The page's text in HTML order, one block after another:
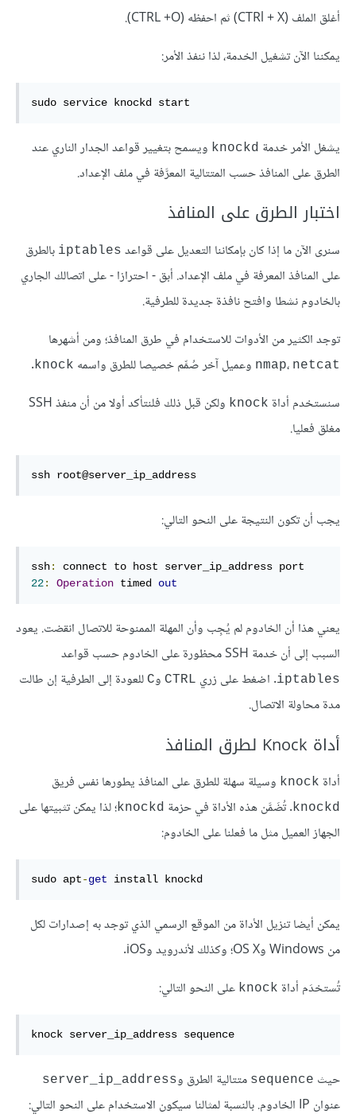
أغلق الملف (CTRl + X) ثم احفظه (CTRL +O).
يمكننا الآن تشغيل الخدمة، لذا ننفذ الأمر:
sudo service knockd start
يشغل الأمر خدمة knockd ويسمح بتغيير قواعد الجدار الناري عند
الطرق على المنافذ حسب المتتالية المعرَّفة في ملف الإعداد.
اختبار الطرق على المنافذ
سنرى الآن ما إذا كان بإمكاننا التعديل على قواعد iptables بالطرق
على المنافذ المعرفة في ملف الإعداد. أبق - احترازا - على اتصالك الجاري
بالخادوم نشطا وافتح نافذة جديدة للطرفية.
توجد الكثير من الأدوات للاستخدام في طرق المنافذ؛ ومن أشهرها
nmap، netcat وعميل آخر صُمِّم خصيصا للطرق واسمه knock
.
سنستخدم أداة knock
ولكن قبل ذلك فلنتأكد أولا من أن منفذ SSH
مغلق فعليا.
ssh root@server_ip_address
يجب أن تكون النتيجة على النحو التالي:
ssh:
22: Operation timed out
يعني هذا أن الخادوم لم يُجِب وأن المهلة الممنوحة للاتصال انقضت. يعود
السبب إلى أن خدمة SSH محظورة على الخادوم حسب قواعد
iptables. اضغط على زري CTRL وC للعودة إلى الطرفية إن طالت
مدة محاولة الاتصال.
أداة Knock لطرق المنافذ
أداة knock وسيلة سهلة للطرق على المنافذ يطورها نفس فريق
knockd. تُضَمَّن هذه الأداة في حزمة knockd؛ لذا يمكن تثبيتها على
الجهاز العميل مثل ما فعلنا على الخادوم:
sudo apt-get install knockd
يمكن أيضا تنزيل الأداة من الموقع الرسمي الذي توجد به إصدارات لكل
من Windows وOS X؛ وكذلك لأندرويد وiOS.
تُستخدَم أداة knock على النحو التالي:
knock server_ip_address sequence
حيث sequence متتالية الطرق وserver_ip_address
عنوان IP الخادوم. بالنسبة لمثالنا سيكون الاستخدام على النحو التالي: